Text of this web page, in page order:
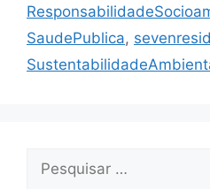
SaudePublica,